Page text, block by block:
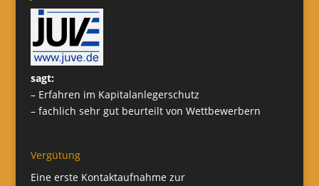
sagt:
– Erfahren im Kapitalanlegerschutz
– fachlich sehr gut beurteilt von Wettbewerbern
Vergütung
Eine erste Kontaktaufnahme zur